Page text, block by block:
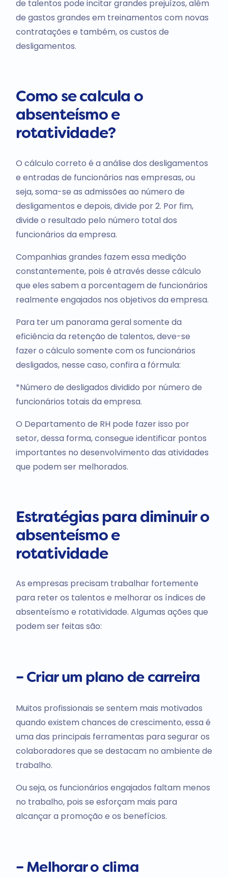
de talentos pode incitar grandes prejuízos, além
de gastos grandes em treinamentos com novas
contratações e também, os custos de
desligamentos.
Como se calcula o
absenteísmo e
rotatividade?
O cálculo correto é a análise dos desligamentos
e entradas de funcionários nas empresas, ou
seja, soma-se as admissões ao número de
desligamentos e depois, divide por 2. Por fim,
divide o resultado pelo número total dos
funcionários da empresa.
Companhias grandes fazem essa medição
constantemente, pois é através desse cálculo
que eles sabem a porcentagem de funcionários
realmente engajados nos objetivos da empresa.
Para ter um panorama geral somente da
eficiência da retenção de talentos, deve-se
fazer o cálculo somente com os funcionários
desligados, nesse caso, confira a fórmula:
*Número de desligados dividido por número de
funcionários totais da empresa.
O Departamento de RH pode fazer isso por
setor, dessa forma, consegue identificar pontos
importantes no desenvolvimento das atividades
que podem ser melhorados.
Estratégias para diminuir o
absenteísmo e
rotatividade
As empresas precisam trabalhar fortemente
para reter os talentos e melhorar os índices de
absenteísmo e rotatividade. Algumas ações que
podem ser feitas são:
– Criar um plano de carreira
Muitos profissionais se sentem mais motivados
quando existem chances de crescimento, essa é
uma das principais ferramentas para segurar os
colaboradores que se destacam no ambiente de
trabalho.
Ou seja, os funcionários engajados faltam menos
no trabalho, pois se esforçam mais para
alcançar a promoção e os benefícios.
– Melhorar o clima